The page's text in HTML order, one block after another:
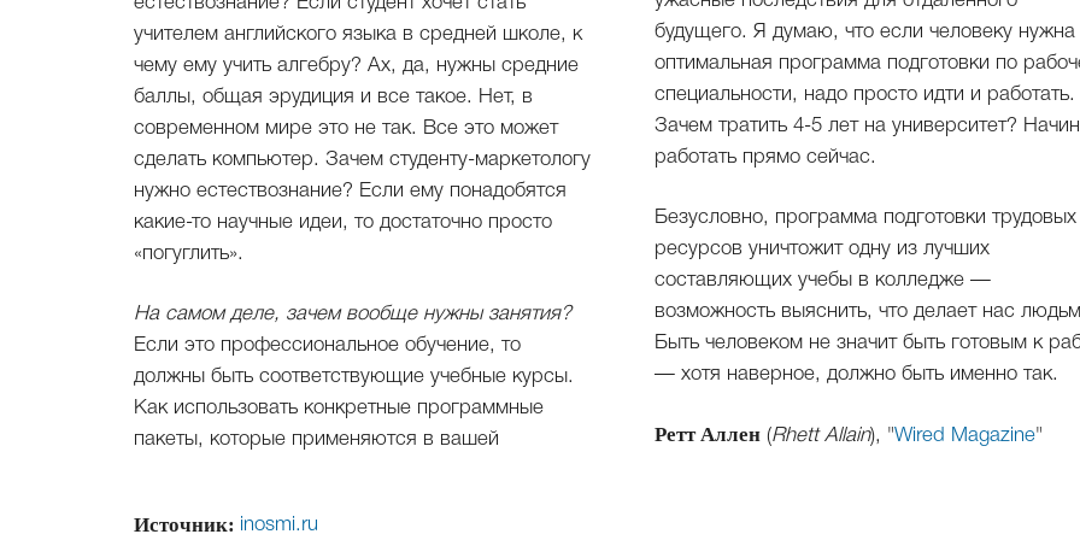
учителем английского языка в средней школе, к
чему ему учить алгебру? Ах, да, нужны средние
баллы, общая эрудиция и все такое. Нет, в
современном мире это не так. Все это может
сделать компьютер. Зачем студенту-маркетологу
нужно естествознание? Если ему понадобятся
какие-то научные идеи, то достаточно просто
«погуглить».
На самом деле, зачем вообще нужны занятия?
Если это профессиональное обучение, то
должны быть соответствующие учебные курсы.
Как использовать конкретные программные
пакеты, которые применяются в вашей
будущего. Я думаю, что если человеку нужна
оптимальная программа подготовки по
специальности, надо просто идти и работать.
Зачем тратить 4-5 лет на университет?
работать прямо сейчас.
Безусловно, программа подготовки трудовых
ресурсов уничтожит одну из лучших
составляющих учебы в колледже —
возможность выяснить, что делает нас
Быть человеком не значит быть готовым к
— хотя наверное, должно быть именно так.
Ретт Аллен (Rhett Allain), "Wired Magazine"
Источник: inosmi.ru